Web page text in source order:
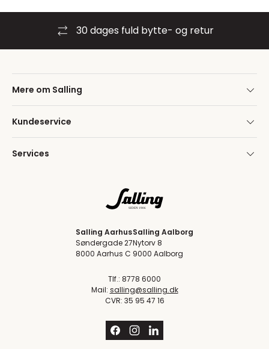
fuld bytte- og retur
Mere om Salling
Kundeservice
Services
Salling Aarhus
Søndergade 27
8000 Aarhus C
Salling Aalborg
Nytorv 8
9000 Aalborg
Tlf.: 8778 6000
Mail: salling@salling.dk
CVR: 35 95 47 16